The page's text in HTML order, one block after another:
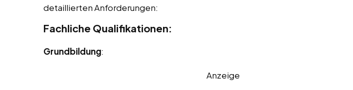
detaillierten Anforderungen:
Fachliche Qualifikationen:
Grundbildung:
Anzeige